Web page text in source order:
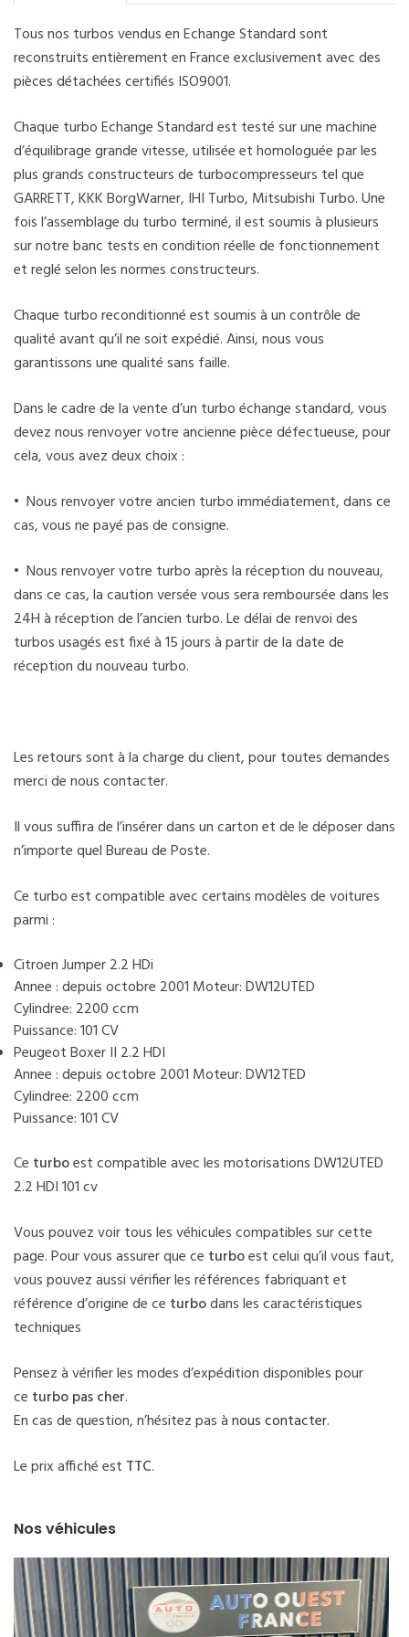
Tous nos turbos vendus en Echange Standard sont
reconstruits entièrement en France exclusivement avec des
pièces détachées certifiés ISO9001.
Chaque turbo Echange Standard est testé sur une machine
d’équilibrage grande vitesse, utilisée et homologuée par les
plus grands constructeurs de turbocompresseurs tel que
GARRETT, KKK BorgWarner, IHI Turbo, Mitsubishi Turbo. Une
fois l’assemblage du turbo terminé, il est soumis à plusieurs
sur notre banc tests en condition réelle de fonctionnement
et reglé selon les normes constructeurs.
Chaque turbo reconditionné est soumis à un contrôle de
qualité avant qu’il ne soit expédié. Ainsi, nous vous
garantissons une qualité sans faille.
Dans le cadre de la vente d’un turbo échange standard, vous
devez nous renvoyer votre ancienne pièce défectueuse, pour
cela, vous avez deux choix :
• Nous renvoyer votre ancien turbo immédiatement, dans ce
cas, vous ne payé pas de consigne.
• Nous renvoyer votre turbo après la réception du nouveau,
dans ce cas, la caution versée vous sera remboursée dans les
24H à réception de l’ancien turbo. Le délai de renvoi des
turbos usagés est fixé à 15 jours à partir de la date de
réception du nouveau turbo.
Les retours sont à la charge du client, pour toutes demandes
merci de nous contacter.
Il vous suffira de l’insérer dans un carton et de le déposer dans
n’importe quel Bureau de Poste.
Ce turbo est compatible avec certains modèles de voitures
parmi :
Citroen Jumper 2.2 HDi
Annee : depuis octobre 2001 Moteur: DW12UTED
Cylindree: 2200 ccm
Puissance: 101 CV
Peugeot Boxer II 2.2 HDI
Annee : depuis octobre 2001 Moteur: DW12TED
Cylindree: 2200 ccm
Puissance: 101 CV
Ce turboest compatible avec les motorisations DW12UTED
2.2 HDI 101 cv
Vous pouvez voir tous les véhicules compatibles sur cette
page. Pour vous assurer que ce turboest celui qu’il vous faut,
vous pouvez aussi vérifier les références fabriquant et
référence d’origine de ce turbodans les caractéristiques
techniques
Pensez à vérifier les modes d’expédition disponibles pour
ce turbo pas cher.
En cas de question, n’hésitez pas ànous contacter.
Le prix affiché est TTC.
Nos véhicules